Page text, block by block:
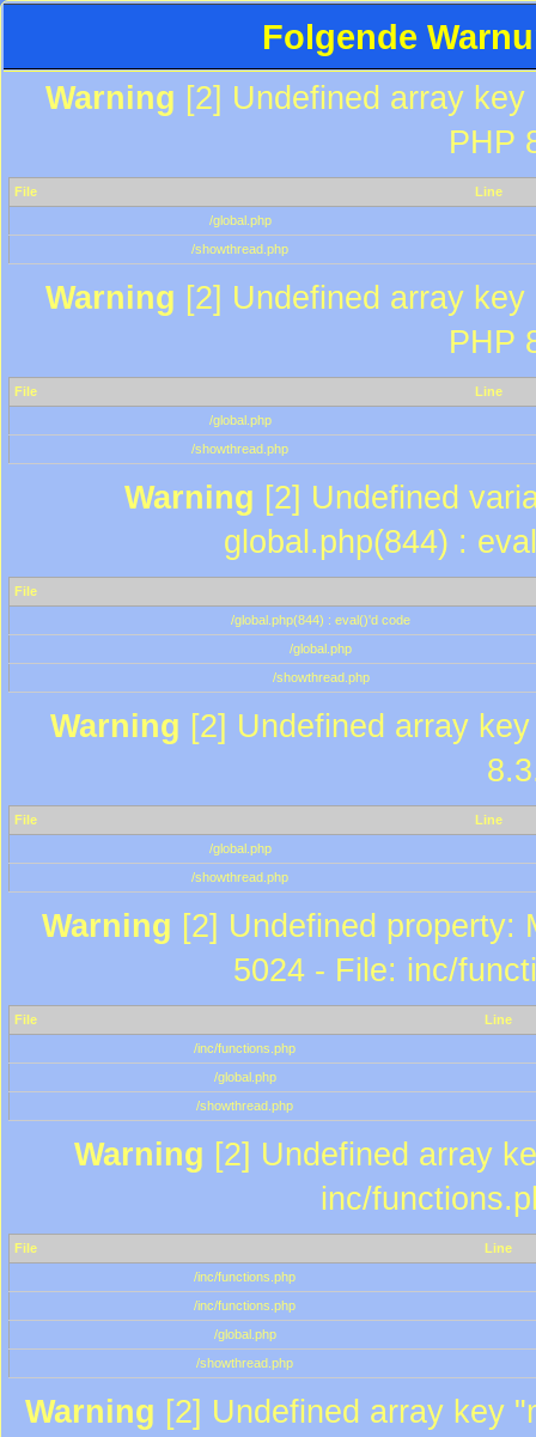
Folgende
Warning [2] Undefined array
PHP
File
Line
/global.php
/showthread.php
Warning [2] Undefined array
PHP
File
Line
/global.php
/showthread.php
Warning [2] Undefined
global.php(844) :
File
/global.php(844) : eval()'d code
/global.php
/showthread.php
Warning [2] Undefined array
File
Line
/global.php
/showthread.php
Warning [2] Undefined property:
5024 - File: inc/
File
Line
/inc/functions.php
/global.php
/showthread.php
Warning [2] Undefined array
inc/
File
Line
/inc/functions.php
/inc/functions.php
/global.php
/showthread.php
Warning [2] Undefined array key